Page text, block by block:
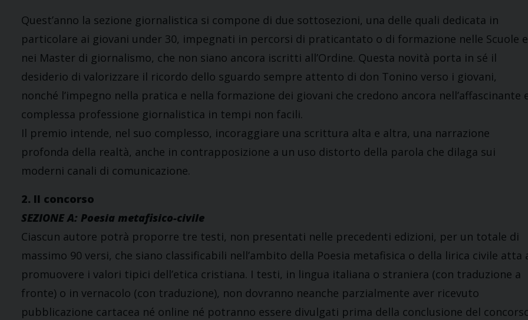
Quest’anno la sezione giornalistica si compone di due sottosezioni, una delle quali dedicata in
particolare ai giovani under 30, impegnati in percorsi di praticantato o di formazione nelle Scuole e
nei Master di giornalismo, che non siano ancora iscritti all’Ordine. Questa novità porta in sé il
desiderio di valorizzare il ricordo dello sguardo sempre attento di don Tonino verso i giovani,
nonché l’impegno nella pratica e nella formazione dei giovani che credono ancora nell’affascinante
complessa professione giornalistica in tempi non facili.
Il premio intende, nel suo complesso, incoraggiare una scrittura alta e altra, una narrazione
profonda della realtà, anche in contrapposizione a un uso distorto della parola che dilaga sui
moderni canali di comunicazione.
2. Il concorso
SEZIONE A: Poesia metafisico-civile
Ciascun autore potrà proporre tre testi, non presentati nelle precedenti edizioni, per un totale di
massimo 90 versi, che siano classificabili nell’ambito della Poesia metafisica o della lirica civile atta
promuovere i valori tipici dell’etica cristiana. I testi, in lingua italiana o straniera (con traduzione a
fronte) o in vernacolo (con traduzione), non dovranno neanche parzialmente aver ricevuto
pubblicazione cartacea né online né potranno essere divulgati prima della conclusione del